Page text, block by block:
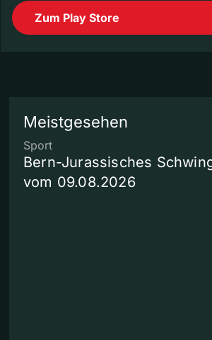
Zum Play Store
Meistgesehen
Sport
Bern-Jurassisches
vom 09.08.2026